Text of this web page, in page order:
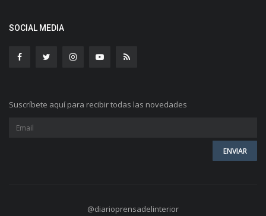
SOCIAL MEDIA
Suscríbete aquí para recibir todas las novedades
@diarioprensadelinterior